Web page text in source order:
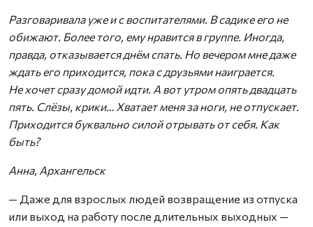
Разговаривала уже и с воспитателями. В садике его не
обижают. Более того, ему нравится в группе. Иногда,
правда, отказывается днём спать. Но вечером мне даже
ждать его приходится, пока с друзьями наиграется.
Не хочет сразу домой идти. А вот утром опять двадцать
пять. Слёзы, крики… Хватает меня за ноги, не отпускает.
Приходится буквально силой отрывать от себя. Как
быть?
Анна, Архангельск
— Даже для взрослых людей возвращение из отпуска
или выход на работу после длительных выходных —